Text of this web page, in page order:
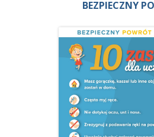
BEZPIECZNY